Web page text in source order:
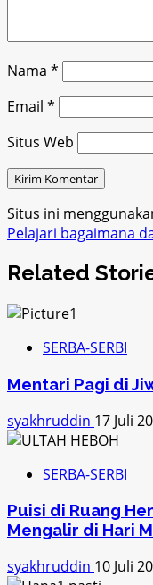
Nama *
Email *
Situs Web
Situs ini
Pelajari bagaimana
Related
SERBA-SERBI
Mentari Pagi di
syakhruddin 17 Juli
SERBA-SERBI
Puisi di Ruang
Mengalir di Hari
syakhruddin 10 Juli